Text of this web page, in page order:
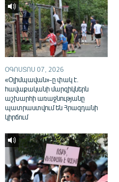
ՕԳՈՍՏՈՍ 07, 2026
«Օլիմպավան»-ը փակ է.
հավաքականի մարզիկներն
աշխարհի առաջնությանը
պատրաստվում են Հրազդանի
կիրճում